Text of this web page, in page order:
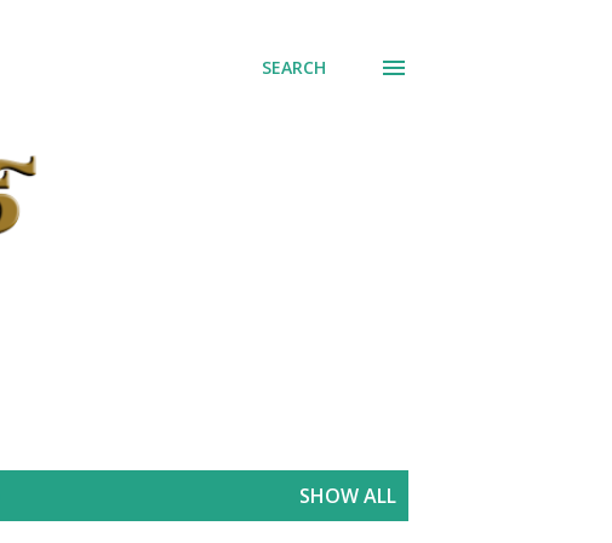
SEARCH
SHOW ALL